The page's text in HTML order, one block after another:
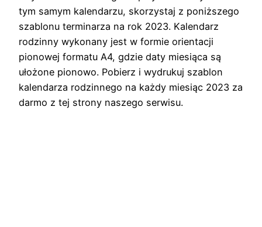
tym samym kalendarzu, skorzystaj z poniższego
szablonu terminarza na rok 2023. Kalendarz
rodzinny wykonany jest w formie orientacji
pionowej formatu A4, gdzie daty miesiąca są
ułożone pionowo. Pobierz i wydrukuj szablon
kalendarza rodzinnego na każdy miesiąc 2023 za
darmo z tej strony naszego serwisu.